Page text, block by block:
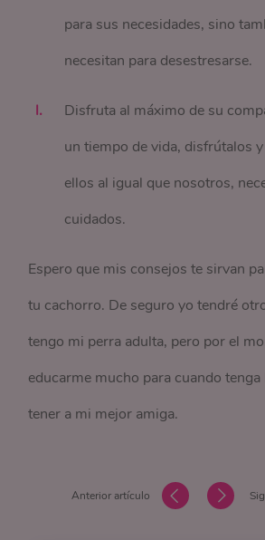
para sus necesidades, sino
necesitan para desestresarse.
Disfruta al máximo de su
un tiempo de vida, disfrútalos
ellos al igual que nosotros,
cuidados.
Espero que mis consejos te sirvan
tu cachorro. De seguro yo tendré
tengo mi perra adulta, pero por el
educarme mucho para cuando
tener a mi mejor amiga.
Anterior artículo